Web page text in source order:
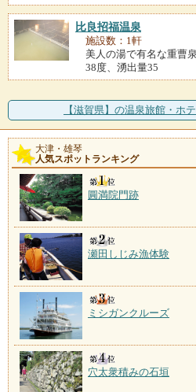
比良招福温泉
施設数：1軒
美人の湯で有名な重曹
38度、湧出量35
【滋賀県】の温泉旅館・ホ
大津・雄琴
人気スポットランキング
圓満院門跡
瀬田しじみ漁体験
ミシガンクルーズ
穴太衆積みの石垣